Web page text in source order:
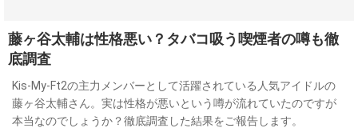
藤ヶ谷太輔は性格悪い？タバコ吸う喫煙者の噂も徹
底調査
Kis-My-Ft2の主力メンバーとして活躍されている人気アイドルの
藤ヶ谷太輔さん。実は性格が悪いという噂が流れていたのですが
本当なのでしょうか？徹底調査した結果をご報告します。